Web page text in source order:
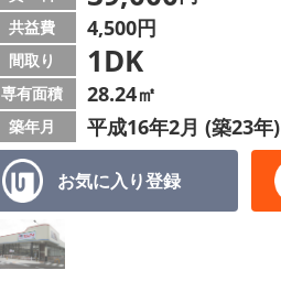
お気に入り登録
共益費 4,500円
間取り 1DK
専有面積 28.24㎡
築年月 平成16年2月 (築23年)